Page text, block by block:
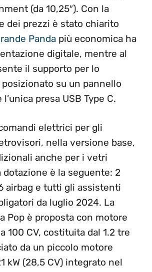
(da 10,25″). Con la
dei prezzi è stato chiarito
Panda più economica ha
digitale, mentre al
il supporto per lo
su un pannello
l’unica presa USB Type C.
elettrici per gli
nella versione base,
anche per i vetri
dotazione è la seguente: 2
airbag e tutti gli assistenti
da luglio 2024. La
Pop è proposta con motore
100 CV, costituita dal 1.2 tre
da un piccolo motore
kW (28,5 CV) integrato nel